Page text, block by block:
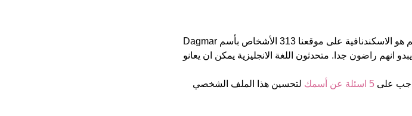
Dagmar هو اسم فتاة. أصل الأسم هو الاسكندنافية على موقعنا 313 الأشخاص بأسم Dagmar
(قدر اسمائهم ب 4.5 نجمة من 5 يبدو انهم راضون جدا. متحدثون اللغة الانجليزية يمكن ان يعانو
5 اسئلة عن أسمك لتحسين هذا الملف الشخصي